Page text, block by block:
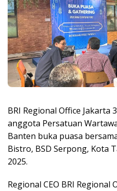
BRI Regional Office Jakarta
anggota Persatuan
Banten buka puasa
Bistro, BSD Serpong, Kota
2025.
Regional CEO BRI Regional